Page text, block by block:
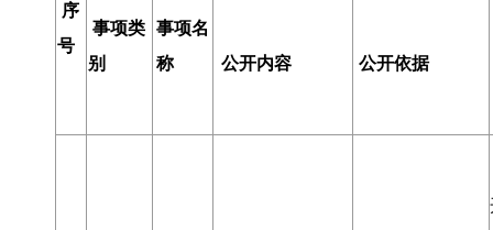
序
号
事项类
别
事项名
称
公开内容 公开依据